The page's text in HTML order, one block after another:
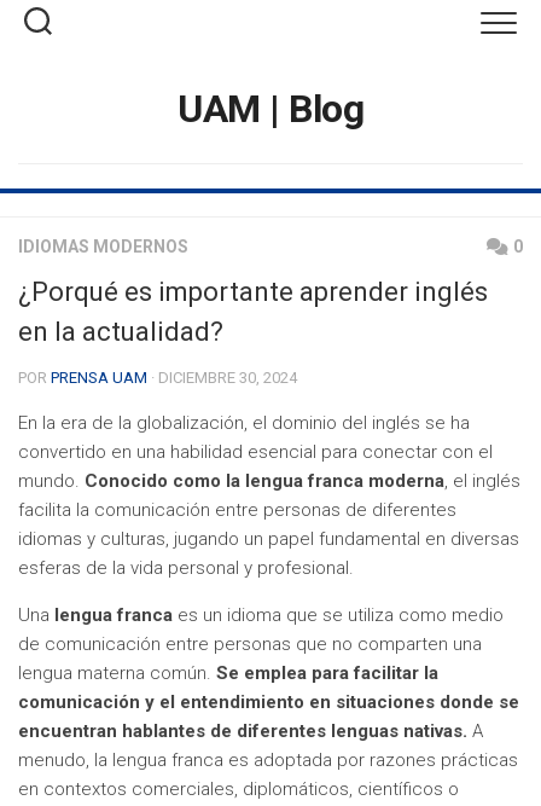
Saltar
UAM | Blog
IDIOMAS MODERNOS 0
¿Porqué es importante aprender inglés
en la actualidad?
POR PRENSA UAM · DICIEMBRE 30, 2024
En la era de la globalización, el dominio del inglés se ha
convertido en una habilidad esencial para conectar con el
mundo. Conocido como la lengua franca moderna, el inglés
facilita la comunicación entre personas de diferentes
idiomas y culturas, jugando un papel fundamental en diversas
esferas de la vida personal y profesional.
Una lengua franca es un idioma que se utiliza como medio
de comunicación entre personas que no comparten una
lengua materna común. Se emplea para facilitar la
comunicación y el entendimiento en situaciones donde se
encuentran hablantes de diferentes lenguas nativas. A
menudo, la lengua franca es adoptada por razones prácticas
en contextos comerciales, diplomáticos, científicos o